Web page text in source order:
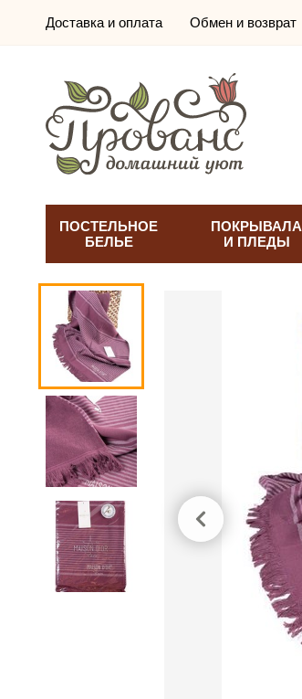
Доставка и оплата Обмен и возврат
ПОСТЕЛЬНОЕ
БЕЛЬЕ
ПОКРЫВАЛА
И ПЛЕДЫ